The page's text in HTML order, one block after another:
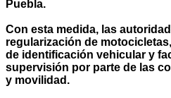
Puebla.
Con esta medida, las
regularización de
de identificación vehicular y
supervisión por parte de las
y movilidad.